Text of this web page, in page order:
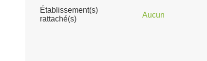
Établissement(s)
rattaché(s)
Aucun